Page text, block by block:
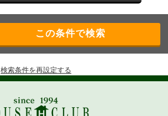
検索条件を再設定する